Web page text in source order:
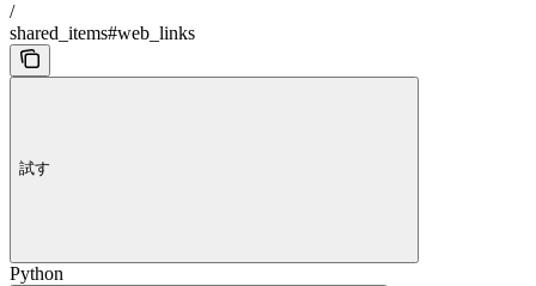
/
shared_items#web_links
試す
Python